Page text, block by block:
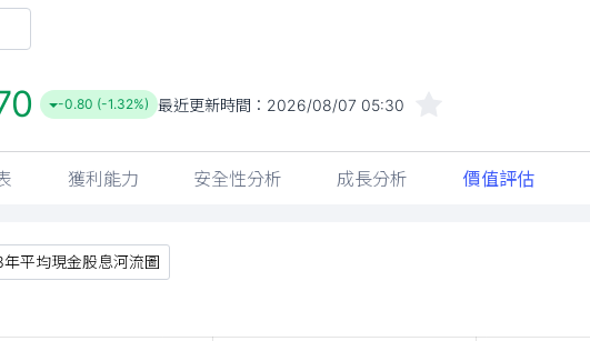
-0.80 (-1.32%) 最近更新時間： 2026/08/07 05:30
獲利能力 安全性分析 成長分析 價值評估
年平均現金股息河流圖